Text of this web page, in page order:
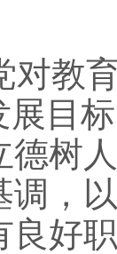
对教
展目
德树
调，
良好